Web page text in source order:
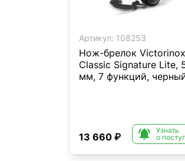
Артикул: 108253
Нож-брелок Victorinox
Classic Signature Lite,
мм, 7 функций,
13 660 ₽ 
Узнать
о